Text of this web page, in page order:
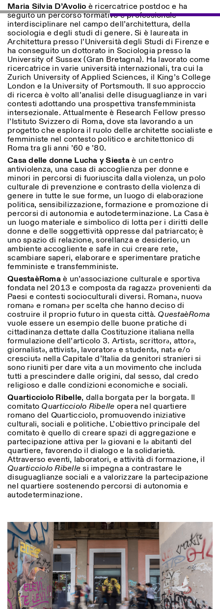
Designed by Dallas
Maria Silvia D’Avolio è ricercatrice postdoc e ha
seguito un percorso formativo e professionale
interdisciplinare nel campo dell’architettura, della
sociologia e degli studi di genere. Si è laureata in
Architettura presso l’Università degli Studi di Firenze e
ha conseguito un dottorato in Sociologia presso la
University of Sussex (Gran Bretagna). Ha lavorato come
ricercatrice in varie università internazionali, tra cui la
Zurich University of Applied Sciences, il King’s College
London e la University of Portsmouth. Il suo approccio
di ricerca è volto all’analisi delle disuguaglianze in vari
contesti adottando una prospettiva transfemminista
intersezionale. Attualmente è Research Fellow presso
l’Istituto Svizzero di Roma, dove sta lavorando a un
progetto che esplora il ruolo delle architette socialiste e
femministe nel contesto politico e architettonico di
Roma tra gli anni ’60 e ’80.
Casa delle donne Lucha y Siesta è un centro
antiviolenza, una casa di accoglienza per donne e
minori in percorsi di fuoriuscita dalla violenza, un polo
culturale di prevenzione e contrasto della violenza di
genere in tutte le sue forme, un luogo di elaborazione
politica, sensibilizzazione, formazione e promozione di
percorsi di autonomia e autodeterminazione. La Casa è
un luogo materiale e simbolico di lotta per i diritti delle
donne e delle soggettività oppresse dal patriarcato; è
uno spazio di relazione, sorellanza e desiderio, un
ambiente accogliente e safe in cui creare rete,
scambiare saperi, elaborare e sperimentare pratiche
femministe e transfemministe.
QuestaèRoma è un’associazione culturale e sportiva
fondata nel 2013 e composta da ragazzə provenienti da
Paesi e contesti socioculturali diversi. Romanə, nuovə
romanə e romanə per scelta che hanno deciso di
costruire il proprio futuro in questa città. QuestaèRoma
vuole essere un esempio delle buone pratiche di
cittadinanza dettate dalla Costituzione italiana nella
formulazione dell’articolo 3. Artistə, scrittorə, attorə,
giornalistə, attivistə, lavoratorə e studentə, natə e/o
cresciutə nella Capitale d’Italia da genitori stranieri si
sono riuniti per dare vita a un movimento che includa
tutti a prescindere dalle origini, dal sesso, dal credo
religioso e dalle condizioni economiche e sociali.
Quarticciolo Ribelle, dalla borgata per la borgata. Il
comitato Quarticciolo Ribelle opera nel quartiere
romano del Quarticciolo, promuovendo iniziative
culturali, sociali e politiche. L’obiettivo principale del
comitato è quello di creare spazi di aggregazione e
partecipazione attiva per lə giovani e lə abitanti del
quartiere, favorendo il dialogo e la solidarietà.
Attraverso eventi, laboratori, e attività di formazione, il
Quarticciolo Ribellesi impegna a contrastare le
disuguaglianze sociali e a valorizzare la partecipazione
nel quartiere sostenendo percorsi di autonomia e
autodeterminazione.